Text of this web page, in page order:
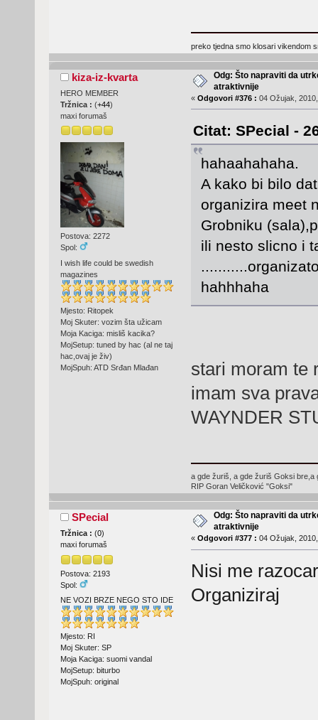
preko tjedna smo klosari vikendom
kiza-iz-kvarta
HERO MEMBER
Tržnica : (+44)
maxi forumaš
Postova: 2272
Spol:
I wish life could be swedish
magazines
Mjesto: Ritopek
Moj Skuter: vozim šta užicam
Moja Kaciga: misliš kacika?
MojSetup: tuned by hac (al ne taj
hac,ovaj je živ)
MojSpuh: ATD Srđan Mlađan
Odg: Što napraviti da
atraktivnije
« Odgovori #376 : 04 Ožujak,
Citat: SPecial -
hahaahahaha.
A kako bi bilo
organizira meet
Grobniku
ili nesto slicno i
hahhhaha
stari moram te
imam sva
WAYNDER
a gde žuriš, a gde žuriš Goksi bre,a
RIP Goran Veličković "Goksi"
SPecial
Tržnica : (0)
maxi forumaš
Postova: 2193
Spol:
NE VOZI BRZE NEGO STO IDE
Mjesto: RI
Moj Skuter: SP
Moja Kaciga: suomi vandal
MojSetup: biturbo
MojSpuh: original
Odg: Što napraviti da
atraktivnije
« Odgovori #377 : 04 Ožujak,
Nisi me
Organiziraj